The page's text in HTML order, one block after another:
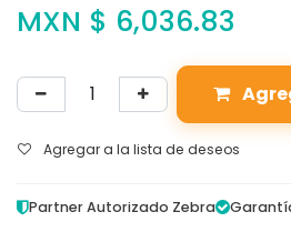
MXN $ 6,036.83
Agregar a la lista de deseos
Partner Autorizado Zebra